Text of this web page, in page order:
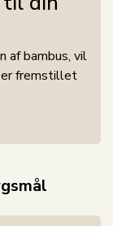
af bambus, vil
er fremstillet
af
en ekstra
er kendt